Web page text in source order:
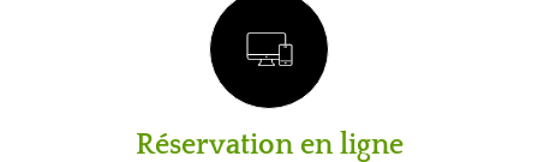
Réservation en ligne